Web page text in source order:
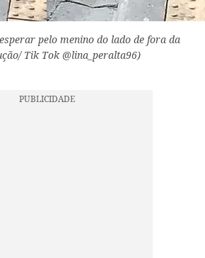
pelo menino do lado de fora da
Tik Tok @lina_peralta96)